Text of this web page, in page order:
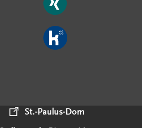
St.-Paulus-Dom